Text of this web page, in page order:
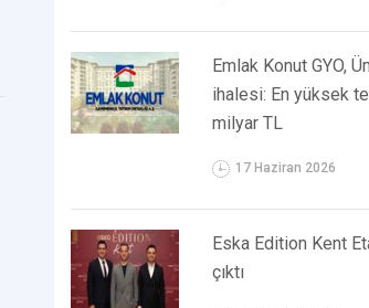
Emlak Konut GYO,
ihalesi: En yüksek
milyar TL
17 Haziran 2026
Eska Edition Kent
çıktı